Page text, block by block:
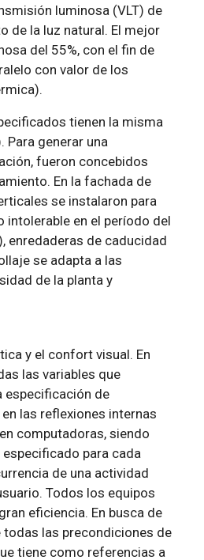
luminosa (VLT) de
de la luz natural. El mejor
del 55%, con el fin de
con valor de los
tienen la misma
generar una
fueron concebidos
En la fachada de
se instalaron para
intolerable en el período del
enredaderas de caducidad
se adapta a las
de la planta y
y el confort visual. En
las variables que
especificación de
las reflexiones internas
computadoras, siendo
para cada
de una actividad
Todos los equipos
eficiencia. En busca de
las precondiciones de
tiene como referencias a